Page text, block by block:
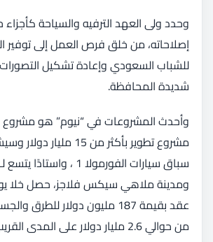
وحدد ولى العهد الترفيه والسياحة
إصلاحاته، من خلق فرص العمل إلى توفير
للشباب السعودي وإعادة تشكيل
شديدة المحافظة.
وأحدث المشروعات في “نيوم” هو مشروع
مشروع تطوير بأكثر من 15
ومدينة ملاهي سيكس فلاجز، حصل خلا
عقد بقيمة 187 مليون دولار
من حوالي 2.6 مليار دولار على المدى القريب.